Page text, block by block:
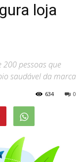
loja
pessoas que
saudável da marca
0
634